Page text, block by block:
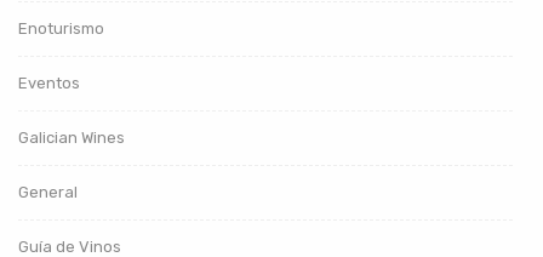
Enoturismo
Eventos
Galician Wines
General
Guía de Vinos